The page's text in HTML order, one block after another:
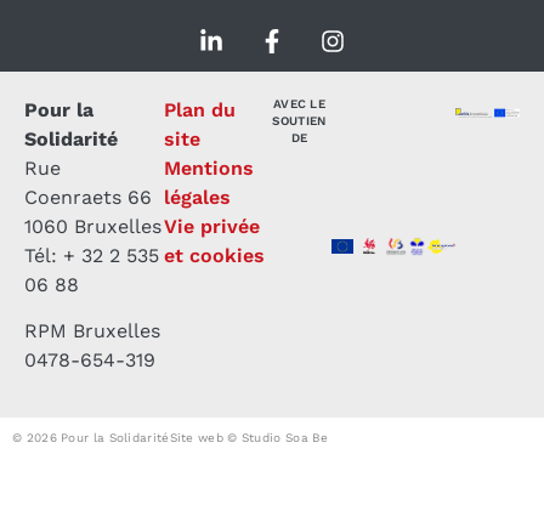
Pour la
Solidarité
Rue
Coenraets 66
1060 Bruxelles
Tél: + 32 2 535
06 88
RPM Bruxelles
0478-654-319
AVEC LE
SOUTIEN
DE
Plan du
site
Mentions
légales
Vie privée
et cookies
© 2026 Pour la SolidaritéSite web © Studio Soa Be